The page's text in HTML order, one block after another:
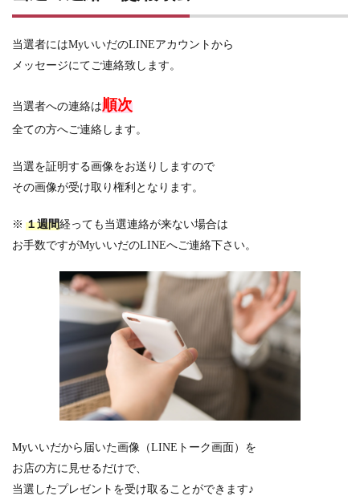
当選者にはMyいいだのLINEアカウントから
メッセージにてご連絡致します。
当選者への連絡は順次
全ての方へご連絡します。
当選を証明する画像をお送りしますので
その画像が受け取り権利となります。
※ １週間経っても当選連絡が来ない場合は
お手数ですがMyいいだのLINEへご連絡下さい。
Myいいだから届いた画像 （LINEトーク画面）を
お店の方に見せるだけで、
当選したプレゼントを受け取ることができます♪